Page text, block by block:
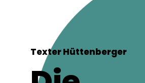
Texter Hüttenberger